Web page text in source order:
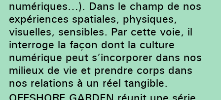
numériques…). Dans le champ de nos
expériences spatiales, physiques,
visuelles, sensibles. Par cette voie, il
interroge la façon dont la culture
numérique peut s’incorporer dans nos
milieux de vie et prendre corps dans
nos relations à un réel tangible.